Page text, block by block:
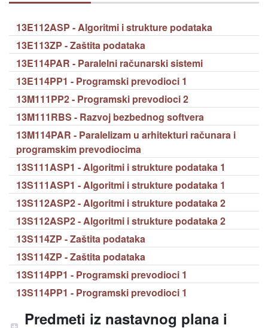
13E112ASP - Algoritmi i strukture podataka
13E113ZP - Zaštita podataka
13E114PAR - Paralelni računarski sistemi
13E114PP1 - Programski prevodioci 1
13M111PP2 - Programski prevodioci 2
13M111RBS - Razvoj bezbednog softvera
13M114PAR - Paralelizam u arhitekturi računara i
programskim prevodiocima
13S111ASP1 - Algoritmi i strukture podataka 1
13S111ASP1 - Algoritmi i strukture podataka 1
13S112ASP2 - Algoritmi i strukture podataka 2
13S112ASP2 - Algoritmi i strukture podataka 2
13S114ZP - Zaštita podataka
13S114ZP - Zaštita podataka
13S114PP1 - Programski prevodioci 1
13S114PP1 - Programski prevodioci 1
Predmeti iz nastavnog plana i